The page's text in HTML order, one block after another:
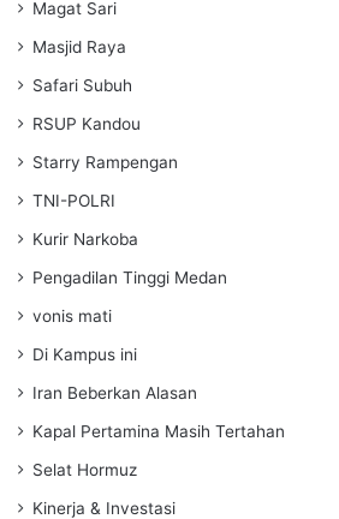
Magat Sari
Masjid Raya
Safari Subuh
RSUP Kandou
Starry Rampengan
TNI-POLRI
Kurir Narkoba
Pengadilan Tinggi Medan
vonis mati
Di Kampus ini
Iran Beberkan Alasan
Kapal Pertamina Masih Tertahan
Selat Hormuz
Kinerja & Investasi